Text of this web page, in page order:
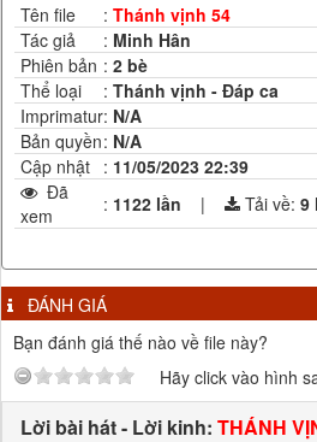
Tên file : Thánh vịnh 54
Tác giả
: Minh Hân
Phiên bản : 2 bè
Thể loại
: Thánh vịnh - Đáp ca
Imprimatur: N/A
Bản quyền: N/A
Cập nhật : 11/05/2023 22:39
Đã
xem
: 1122 lần | Tải về: 9
ĐÁNH GIÁ
Bạn đánh giá thế nào về file này?
Hãy click vào hình
Lời bài hát - Lời kinh: THÁNH